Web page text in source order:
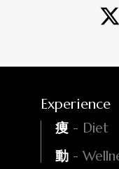
Experience
痩 - Diet
動 -